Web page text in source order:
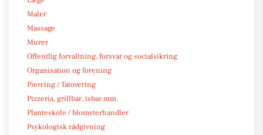
Maler
Massage
Murer
Offentlig forvaltning, forsvar og socialsikring
Organisation og forening
Piercing / Tatovering
Pizzeria, grillbar, isbar mm.
Planteskole / blomsterhandler
Psykologisk rådgivning